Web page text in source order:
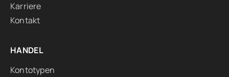
Karriere
Kontakt
HANDEL
Kontotypen